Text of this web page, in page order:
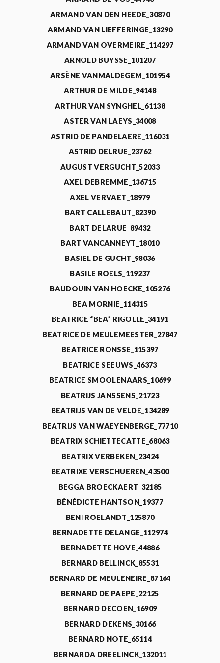
ARMAND VAN DEN HEEDE_30870
ARMAND VAN LIEFFERINGE_13290
ARMAND VAN OVERMEIRE_114297
ARNOLD BUYSSE_101207
ARSÈNE VANMALDEGEM_101954
ARTHUR DE MILDE_94148
ARTHUR VAN SYNGHEL_61138
ASTER VAN LAEYS_34008
ASTRID DE PANDELAERE_116031
ASTRID DELRUE_23762
AUGUST VERGUCHT_52033
AXEL DEBREMME_136715
AXEL VERVAET_18979
BART CALLEBAUT_82390
BART DELARUE_89432
BART VANCANNEYT_18010
BASIEL DE GUCHT_98036
BASILE ROELS_119237
BAUDOUIN VAN HOECKE_105276
BEA MORNIE_114315
BEATRICE “BEA” RIGOLLE_34191
BEATRICE DE MEULEMEESTER_27847
BEATRICE RONSSE_115397
BEATRICE SEEUWS_46373
BEATRICE SMOOLENAARS_10699
BEATRIJS JANSSENS_21723
BEATRIJS VAN DE VELDE_134289
BEATRIJS VAN WAEYENBERGE_77710
BEATRIX SCHIETTECATTE_68063
BEATRIX VERBEKEN_23424
BEATRIXE VERSCHUEREN_43500
BEGGA BROECKAERT_32185
BÉNÉDICTE HANTSON_19377
BENI ROELANDT_125870
BERNADETTE DELANGE_112974
BERNADETTE HOVE_44886
BERNARD BELLINCK_85531
BERNARD DE MEULENEIRE_87164
BERNARD DE PAEPE_22125
BERNARD DECOEN_16909
BERNARD DEKENS_30166
BERNARD NOTE_65114
BERNARDA DREELINCK_132011